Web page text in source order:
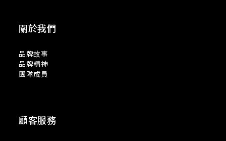
關於我們
品牌故事
品牌精神
團隊成員
顧客服務